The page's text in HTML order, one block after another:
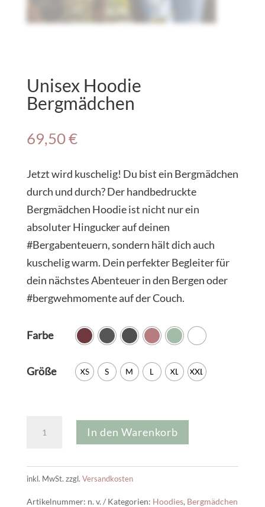
Unisex Hoodie
Bergmädchen
69,50€
Jetzt wird kuschelig! Du bist ein Bergmädchen
durch und durch? Der handbedruckte
Bergmädchen Hoodie ist nicht nur ein
absoluter Hingucker auf deinen
#Bergabenteuern, sondern hält dich auch
kuschelig warm. Dein perfekter Begleiter für
dein nächstes Abenteuer in den Bergen oder
#bergwehmomente auf der Couch.
Farbe
Größe XS S M L XL XXL
Menge
In den Warenkorb
inkl. MwSt. zzgl. Versandkosten
Artikelnummer: n. v. Kategorien: Hoodies, Bergmädchen